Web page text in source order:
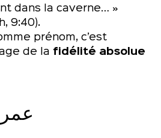
dans la caverne… »
9:40).
prénom, c’est
de la fidélité absolue
ʿUmar – عمر